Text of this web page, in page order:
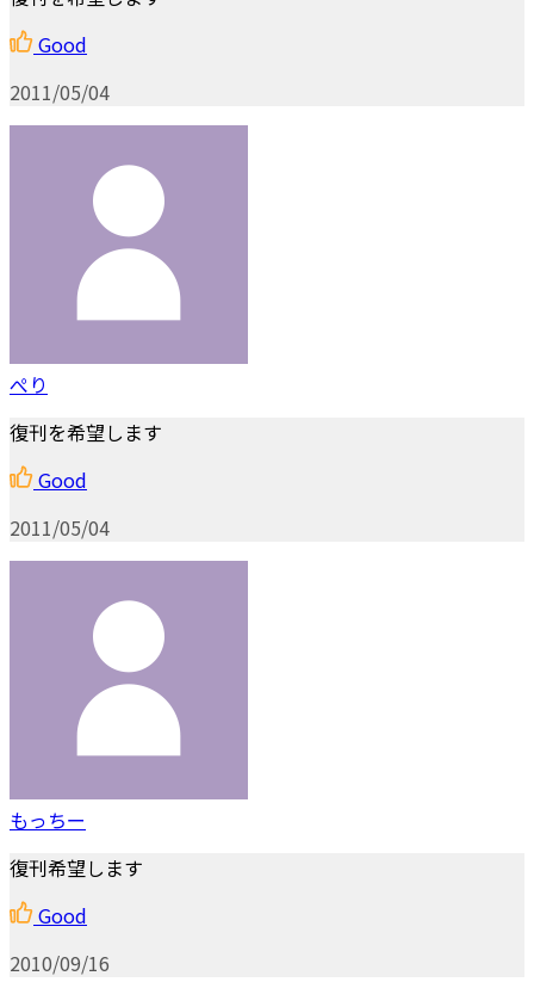
Good
2011/05/04
ぺり
復刊を希望します
Good
2011/05/04
もっちー
復刊希望します
Good
2010/09/16